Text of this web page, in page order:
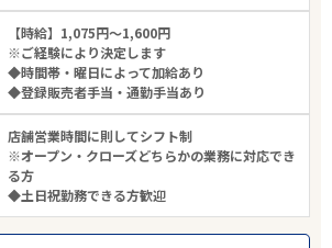
【時給】1,075円～1,600円
※ご経験により決定します
◆時間帯・曜日によって加給あり
◆登録販売者手当・通勤手当あり
店舗営業時間に則してシフト制
※オープン・クローズどちらかの業務に対応でき
る方
◆土日祝勤務できる方歓迎